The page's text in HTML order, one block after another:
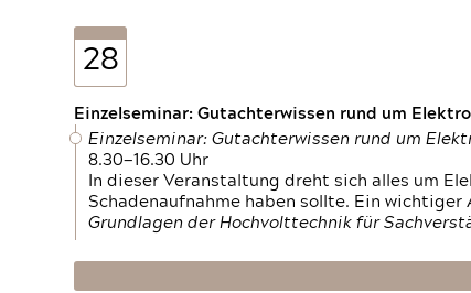
28
Einzelseminar: Gutachterwissen rund um
Einzelseminar: Gutachterwissen rund um
8.30—16.30 Uhr
In dieser Veranstaltung dreht sich alles um
Schadenaufnahme haben sollte. Ein
Grundlagen der Hochvolttechnik für